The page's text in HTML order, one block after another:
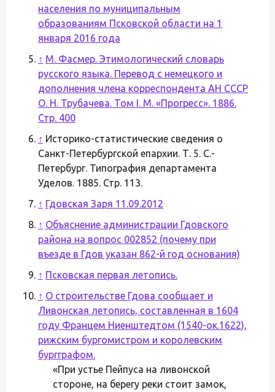
населения по муниципальным
образованиям Псковской области на 1
января 2016 года
↑ М. Фасмер. Этимологический словарь
русского языка. Перевод с немецкого и
дополнения члена корреспондента АН СССР
О. Н. Трубачева. Том I. М. «Прогресс». 1886.
Стр. 400
↑ Историко-статистические сведения о
Санкт-Петербургской епархии. Т. 5. С.-
Петербург. Типография департамента
Уделов. 1885. Стр. 113.
↑ Гдовская Заря 11.09.2012
↑ Объяснение администрации Гдовского
района на вопрос 002852 (почему при
въезде в Гдов указан 862-й год основания)
↑ Псковская первая летопись.
↑ О строительстве Гдова сообщает и
Ливонская летопись, составленная в 1604
году Францем Ниенштедтом (1540-ок.1622),
рижским бургомистром и королевским
бургграфом.
«При устье Пейпуса на ливонской
стороне, на берегу реки стоит замок,